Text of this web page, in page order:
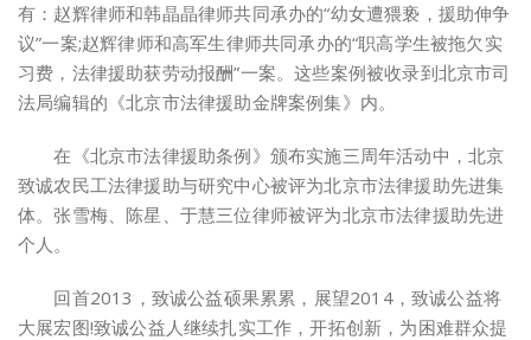
有：赵辉律师和韩晶晶律师共同承办的“幼女遭猥亵，援助伸争
议”一案;赵辉律师和高军生律师共同承办的“职高学生被拖欠实
习费，法律援助获劳动报酬”一案。这些案例被收录到北京市司
法局编辑的《北京市法律援助金牌案例集》内。
在《北京市法律援助条例》颁布实施三周年活动中，北京
致诚农民工法律援助与研究中心被评为北京市法律援助先进集
体。张雪梅、陈星、于慧三位律师被评为北京市法律援助先进
个人。
回首2013，致诚公益硕果累累，展望2014，致诚公益将
大展宏图!致诚公益人继续扎实工作，开拓创新，为困难群众提